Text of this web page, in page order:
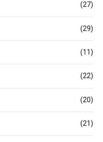
(27)
(29)
(11)
(22)
(20)
(21)